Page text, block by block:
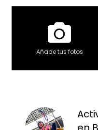
Añade tus fotos